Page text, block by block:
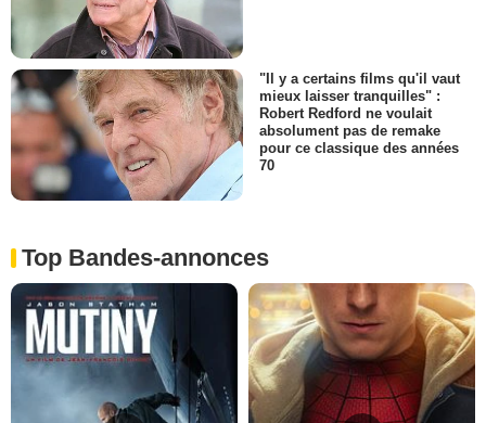
"Il y a certains films qu'il vaut
mieux laisser tranquilles" :
Robert Redford ne voulait
absolument pas de remake
pour ce classique des années
70
Top Bandes-annonces